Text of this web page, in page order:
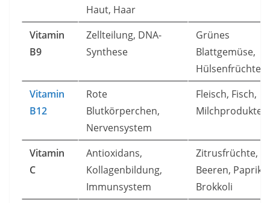
Haut, Haar
Vitamin
B9
Zellteilung, DNA-
Synthese
Grünes
Blattgemüse,
Hülsenfrüchte
Vitamin
B12
Rote
Blutkörperchen,
Nervensystem
Fleisch, Fisch,
Milchprodukte
Vitamin
C
Antioxidans,
Kollagenbildung,
Immunsystem
Zitrusfrüchte,
Beeren, Paprika,
Brokkoli